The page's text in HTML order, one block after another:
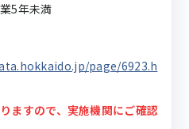
5年未満
page/6923.h
ますので、実施機関にご確認